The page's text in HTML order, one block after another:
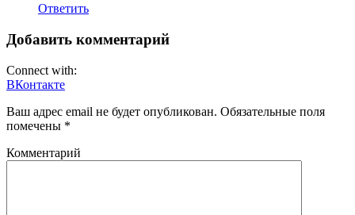
Ответить
Добавить комментарий
Connect with:
ВКонтакте
Ваш адрес email не будет опубликован. Обязательные поля
помечены *
Комментарий